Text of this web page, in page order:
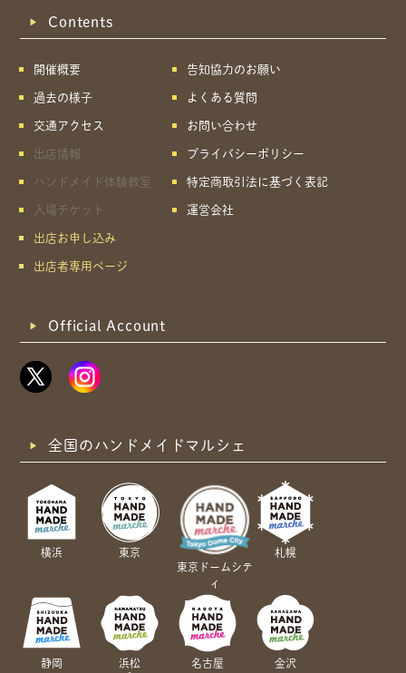
Contents
開催概要
過去の様子
交通アクセス
出店情報
ハンドメイド体験教室
入場チケット
出店お申し込み
出店者専用ページ
告知協力のお願い
よくある質問
お問い合わせ
プライバシーポリシー
特定商取引法に基づく表記
運営会社
Official Account
全国のハンドメイドマルシェ
横浜
東京
東京ドームシテ
ィ
札幌
静岡 浜松 名古屋 金沢